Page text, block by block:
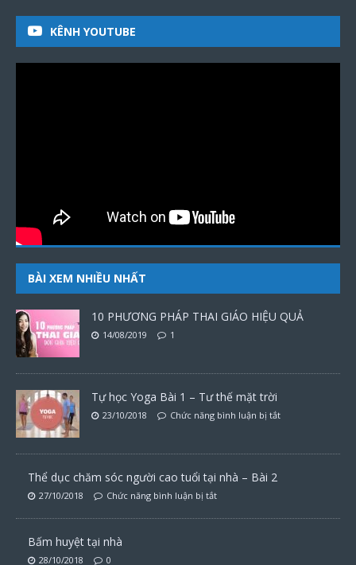
KÊNH YOUTUBE
BÀI XEM NHIỀU NHẤT
10 PHƯƠNG PHÁP THAI GIÁO HIỆU QUẢ
14/08/2019 1
Tự học Yoga Bài 1 – Tư thế mặt trời
23/10/2018 Chức năng bình luận bị tắt
Thể dục chăm sóc người cao tuổi tại nhà – Bài 2
27/10/2018 Chức năng bình luận bị tắt
Bấm huyệt tại nhà
28/10/2018 0